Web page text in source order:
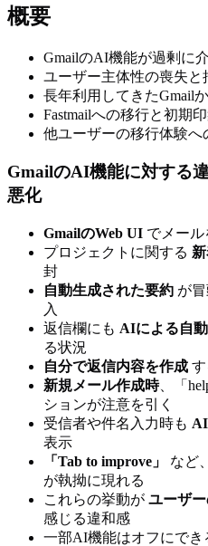
概要
GmailのAI機能が過剰に
ユーザー主体性の喪失
長年利用してきたGmail
Fastmailへの移行と初期
他ユーザーの移行体験へ
GmailのAI機能に対する
悪化
GmailのWeb UI でメール
プロジェクトに関する
封
自動生成された要約 が
入
返信欄にも AIによる自
る状況
自分で返信内容を作成
新規メール作成時、「
ションが注意を引く
受信者や件名入力時も
表示
「Tab to improve」
など
が執拗に現れる
これらの挙動が ユーザ
感じる違和感
一部AI機能はオフにでき